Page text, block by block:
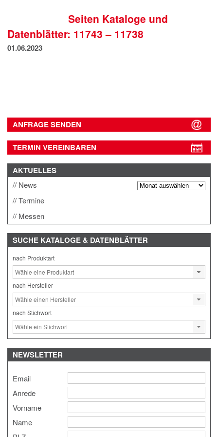
DATENSCHUTZSeiten Kataloge und
Datenblätter: 11743 – 11738
01.06.2023
ANFRAGE SENDEN
TERMIN VEREINBAREN
AKTUELLES
News
Termine
Messen
SUCHE KATALOGE & DATENBLÄTTER
nach Produktart
nach Hersteller
nach Stichwort
NEWSLETTER
Email
Anrede
Vorname
Name